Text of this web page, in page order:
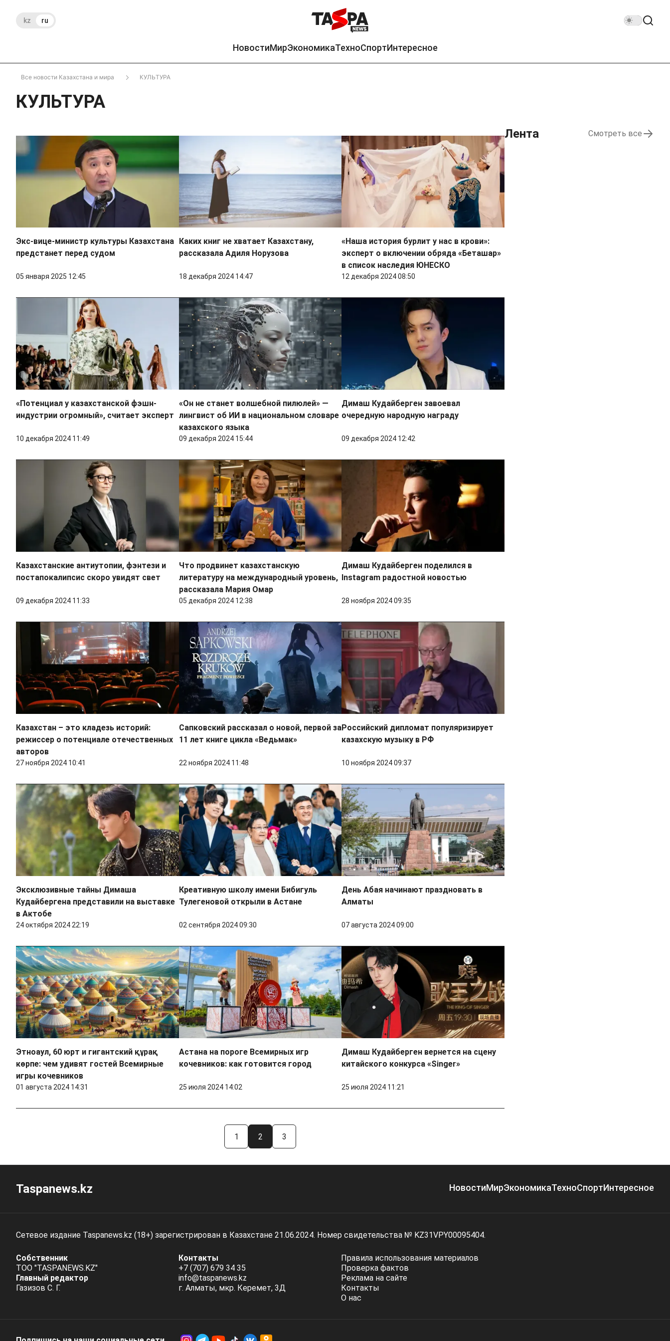
kz ru
НовостиМирЭкономикаТехноСпортИнтересное
Все новости Казахстана и мира КУЛЬТУРА
КУЛЬТУРА
Экс-вице-министр культуры Казахстана
предстанет перед судом
05 января 2025 12:45
Каких книг не хватает Казахстану,
рассказала Адиля Норузова
18 декабря 2024 14:47
«Наша история бурлит у нас в крови»:
эксперт о включении обряда «Беташар»
в список наследия ЮНЕСКО
12 декабря 2024 08:50
«Потенциал у казахстанской фэшн-
индустрии огромный», считает эксперт
10 декабря 2024 11:49
«Он не станет волшебной пилюлей» —
лингвист об ИИ в национальном словаре
казахского языка
09 декабря 2024 15:44
Димаш Кудайберген завоевал
очередную народную награду
09 декабря 2024 12:42
Казахстанские антиутопии, фэнтези и
постапокалипсис скоро увидят свет
09 декабря 2024 11:33
Что продвинет казахстанскую
литературу на международный уровень,
рассказала Мария Омар
05 декабря 2024 12:38
Димаш Кудайберген поделился в
Instagram радостной новостью
28 ноября 2024 09:35
Казахстан – это кладезь историй:
режиссер о потенциале отечественных
авторов
27 ноября 2024 10:41
Сапковский рассказал о новой, первой за
11 лет книге цикла «Ведьмак»
22 ноября 2024 11:48
Российский дипломат популяризирует
казахскую музыку в РФ
10 ноября 2024 09:37
Эксклюзивные тайны Димаша
Кудайбергена представили на выставке
в Актобе
24 октября 2024 22:19
Креативную школу имени Бибигуль
Тулегеновой открыли в Астане
02 сентября 2024 09:30
День Абая начинают праздновать в
Алматы
07 августа 2024 09:00
Этноаул, 60 юрт и гигантский құрақ
көрпе: чем удивят гостей Всемирные
игры кочевников
01 августа 2024 14:31
Астана на пороге Всемирных игр
кочевников: как готовится город
25 июля 2024 14:02
Димаш Кудайберген вернется на сцену
китайского конкурса «Singer»
25 июля 2024 11:21
1 2 3
Лента Смотреть все
Taspanews.kz НовостиМирЭкономикаТехноСпортИнтересное
Сетевое издание Taspanews.kz (18+) зарегистрирован в Казахстане 21.06.2024. Номер свидетельства № KZ31VPY00095404.
Собственник
ТОО "TASPANEWS.KZ"
Главный редактор
Газизов С. Г.
Контакты
+7 (707) 679 34 35
info@taspanews.kz
г. Алматы, мкр. Керемет, 3Д
Правила использования материалов
Проверка фактов
Реклама на сайте
Контакты
О нас